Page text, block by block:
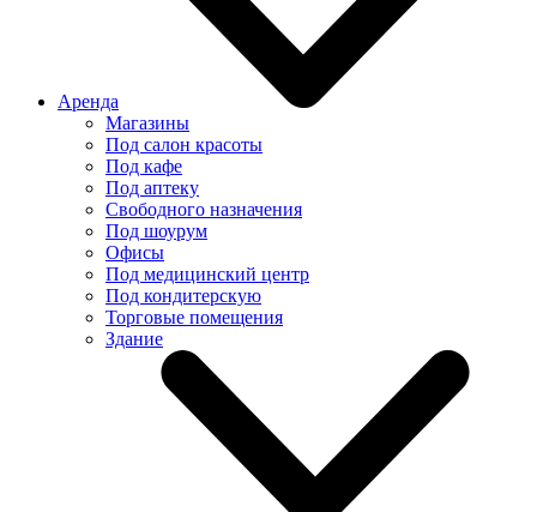
Аренда
Магазины
Под салон красоты
Под кафе
Под аптеку
Свободного назначения
Под шоурум
Офисы
Под медицинский центр
Под кондитерскую
Торговые помещения
Здание